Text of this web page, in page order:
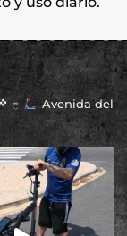
Avenida del